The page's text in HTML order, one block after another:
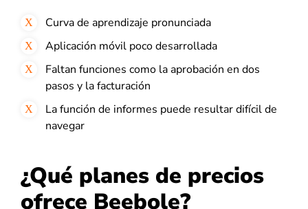
Curva de aprendizaje pronunciada
Aplicación móvil poco desarrollada
Faltan funciones como la aprobación en dos
pasos y la facturación
La función de informes puede resultar difícil de
navegar
¿Qué planes de precios
ofrece Beebole?